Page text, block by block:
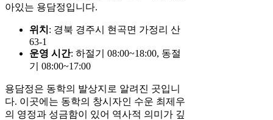
아있는 용담정입니다.
위치 : 경북 경주시 현곡면 가정리 산
63-1
운영 시간: 하절기 08:00~18:00, 동절
기 08:00~17:00
용담정은 동학의 발상지로 알려진 곳입니
다. 이곳에는 동학의 창시자인 수운 최제우
의 영정과 성금함이 있어 역사적 의미가 깊